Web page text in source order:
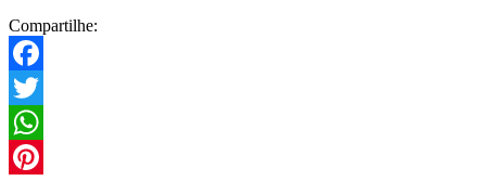
Compartilhe:
Facebook
Twitter
WhatsApp